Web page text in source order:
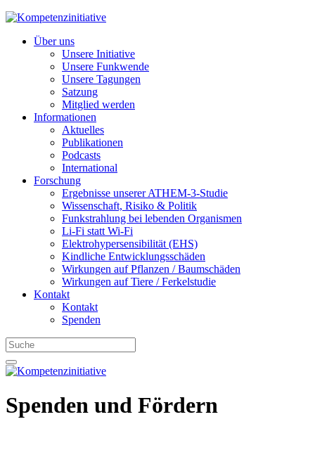
Über uns
Unsere Initiative
Unsere Funkwende
Unsere Tagungen
Satzung
Mitglied werden
Informationen
Aktuelles
Publikationen
Podcasts
International
Forschung
Ergebnisse unserer ATHEM-3-Studie
Wissenschaft, Risiko & Politik
Funkstrahlung bei lebenden Organismen
Li-Fi statt Wi-Fi
Elektrohypersensibilität (EHS)
Kindliche Entwicklungsschäden
Wirkungen auf Pflanzen / Baumschäden
Wirkungen auf Tiere / Ferkelstudie
Kontakt
Kontakt
Spenden
Spenden und Fördern